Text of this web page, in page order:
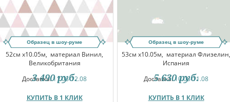
Образец в шоу-руме
52см x10.05м, материал Винил,
Великобритания
Доставка:11.08-12.08
КУПИТЬ В 1 КЛИК
3 490 руб.
Образец в шоу-руме
53см x10.05м, материал Флизелин,
Испания
Доставка:10.08-11.08
КУПИТЬ В 1 КЛИК
5 630 руб.